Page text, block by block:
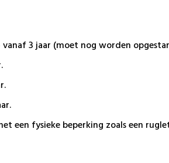
3 jaar (moet nog worden
een fysieke beperking zoals een